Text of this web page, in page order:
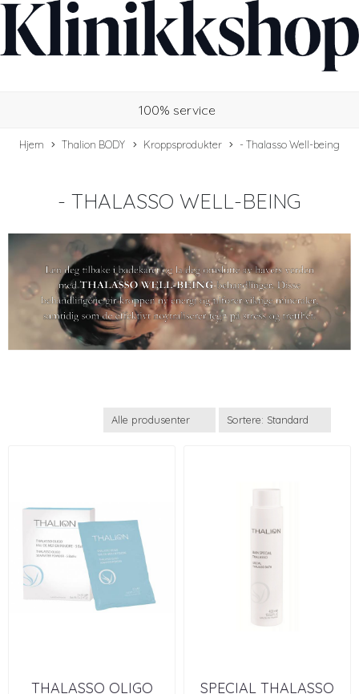
100% service
Hjem Thalion BODY Kroppsprodukter - Thalasso Well-being
- THALASSO WELL-BEING
THALASSO OLIGO
SPECIAL THALASSO